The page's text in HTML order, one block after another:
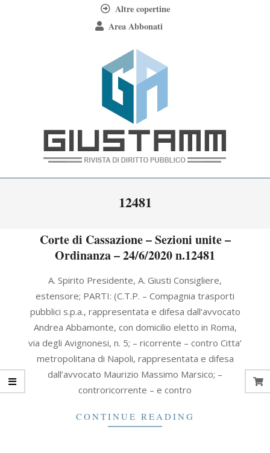
Altre copertine
Area Abbonati
Giustamm
12481
Corte di Cassazione – Sezioni unite –
Ordinanza – 24/6/2020 n.12481
24
A. Spirito Presidente, A. Giusti Consigliere,
estensore; PARTI: (C.T.P. – Compagnia trasporti
pubblici s.p.a., rappresentata e difesa dall’avvocato
Andrea Abbamonte, con domicilio eletto in Roma,
via degli Avignonesi, n. 5; – ricorrente – contro Citta’
metropolitana di Napoli, rappresentata e difesa
dall’avvocato Maurizio Massimo Marsico; –
controricorrente – e contro
CONTINUE READING